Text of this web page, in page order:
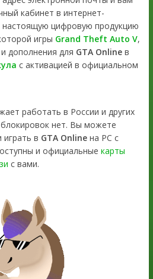
кабинет в интернет-
настоящую цифровую продукцию
игры Grand Theft Auto V,
дополнения для GTA Onlineв
с активацией в официальном
работать в России и других
блокировок нет. Вы можете
в GTA Onlineна PC с
и официальные карты
с вами.